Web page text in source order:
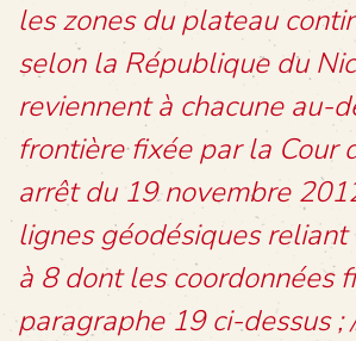
les zones du plateau
selon la République du
reviennent à chacune au-
frontière fixée par la Cour
arrêt du 19 novembre
lignes géodésiques
à 8 dont les coordonnées
paragraphe 19 ci-dessus ;